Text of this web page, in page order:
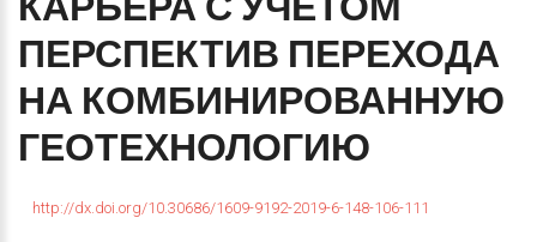
ПЕРСПЕКТИВ ПЕРЕХОДА
НА КОМБИНИРОВАННУЮ
ГЕОТЕХНОЛОГИЮ
http://dx.doi.org/10.30686/1609-9192-2019-6-148-106-111